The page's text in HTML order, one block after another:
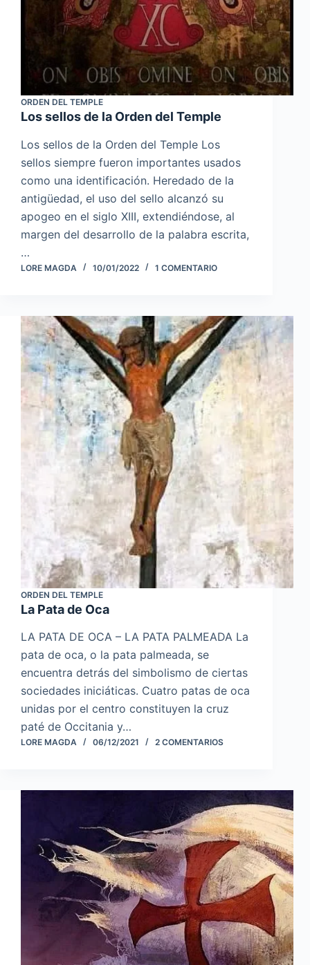
ORDEN DEL TEMPLE
Los sellos de la Orden del Temple
Los sellos de la Orden del Temple Los
sellos siempre fueron importantes usados
como una identificación. Heredado de la
antigüedad, el uso del sello alcanzó su
apogeo en el siglo XIII, extendiéndose, al
margen del desarrollo de la palabra escrita,
…
LORE MAGDA 10/01/2022 1 COMENTARIO
ORDEN DEL TEMPLE
La Pata de Oca
LA PATA DE OCA – LA PATA PALMEADA La
pata de oca, o la pata palmeada, se
encuentra detrás del simbolismo de ciertas
sociedades iniciáticas. Cuatro patas de oca
unidas por el centro constituyen la cruz
paté de Occitania y…
LORE MAGDA 06/12/2021 2 COMENTARIOS